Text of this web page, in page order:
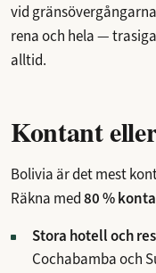
vid
rena och hela —
alltid.
Kontant
Bolivia är det mest
Räkna med80 %
Stora hotell och
Cochabamba och